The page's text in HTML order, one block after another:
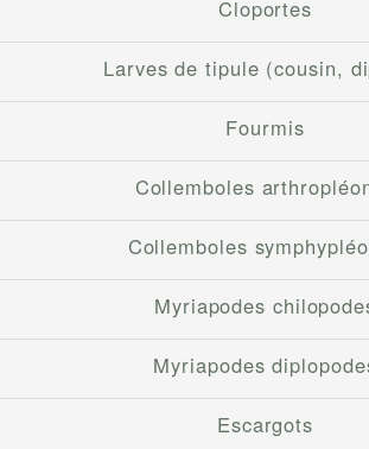
Cloportes
Larves de tipule (cousin,
Fourmis
Collemboles
Collemboles
Myriapodes
Myriapodes
Escargots